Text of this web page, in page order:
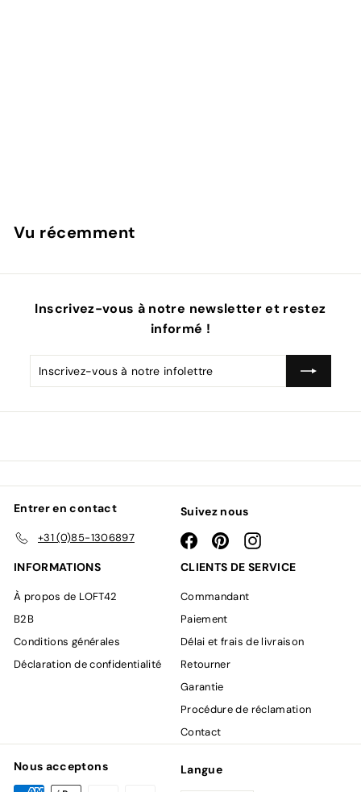
Vu récemment
Inscrivez-vous à notre newsletter et restez
informé !
Inscrivez-
vous
S'inscrire
Entrer en contact
+31 (0)85-1306897
Suivez nous
FacebookPinterestInstagram
INFORMATIONS
À propos de LOFT42
B2B
Conditions générales
Déclaration de confidentialité
CLIENTS DE SERVICE
Commandant
Paiement
Délai et frais de livraison
Retourner
Garantie
Procédure de réclamation
Contact
Nous acceptons Langue